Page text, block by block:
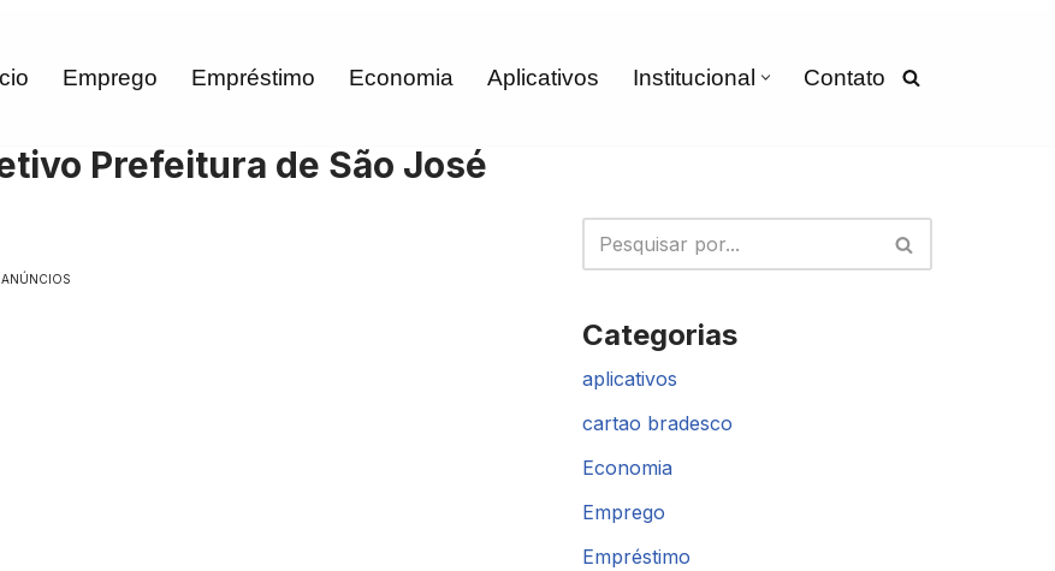
Emprego Empréstimo Economia Aplicativos Institucional Contato
Prefeitura de São José
ANÚNCIOS
Categorias
aplicativos
cartao bradesco
Economia
Emprego
Empréstimo